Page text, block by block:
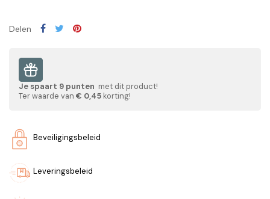
Delen
Je spaart 9 punten met dit product!
Ter waarde van € 0,45 korting!
Beveiligingsbeleid
Leveringsbeleid